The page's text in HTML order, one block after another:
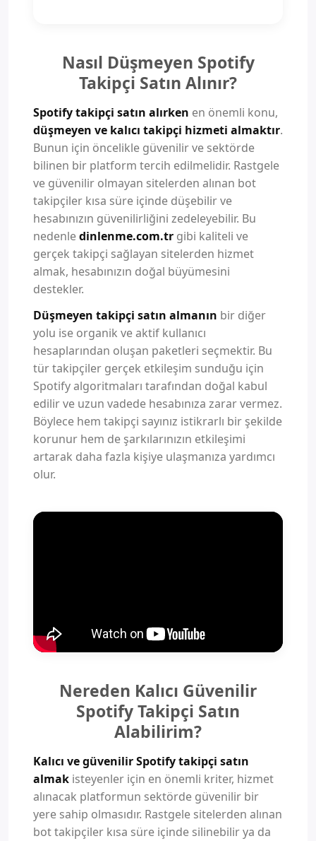
Nasıl Düşmeyen Spotify
Takipçi Satın Alınır?
Spotify takipçi satın alırken en önemli konu,
düşmeyen ve kalıcı takipçi hizmeti almaktır.
Bunun için öncelikle güvenilir ve sektörde
bilinen bir platform tercih edilmelidir. Rastgele
ve güvenilir olmayan sitelerden alınan bot
takipçiler kısa süre içinde düşebilir ve
hesabınızın güvenilirliğini zedeleyebilir. Bu
nedenledinlenme.com.tr gibi kaliteli ve
gerçek takipçi sağlayan sitelerden hizmet
almak, hesabınızın doğal büyümesini
destekler.
Düşmeyen takipçi satın almanın bir diğer
yolu ise organik ve aktif kullanıcı
hesaplarından oluşan paketleri seçmektir. Bu
tür takipçiler gerçek etkileşim sunduğu için
Spotify algoritmaları tarafından doğal kabul
edilir ve uzun vadede hesabınıza zarar vermez.
Böylece hem takipçi sayınız istikrarlı bir şekilde
korunur hem de şarkılarınızın etkileşimi
artarak daha fazla kişiye ulaşmanıza yardımcı
olur.
Nereden Kalıcı Güvenilir
Spotify Takipçi Satın
Alabilirim?
Kalıcı ve güvenilir Spotify takipçi satın
almak isteyenler için en önemli kriter, hizmet
alınacak platformun sektörde güvenilir bir
yere sahip olmasıdır. Rastgele sitelerden alınan
bot takipçiler kısa süre içinde silinebilir ya da